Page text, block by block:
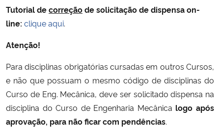
Ministério do Turismo
Ministério do Desenvolvimento Regional
Controladoria-Geral da União
Ministério da Mulher, da Família e dos Direitos Humanos
Secretaria-Geral
Tutorial decorreçãode solicitação de dispensaon-
line: clique aqui.
Atenção!
Para disciplinas obrigatórias cursadas em outros Cursos,
e não que possuam o mesmo código de disciplinas do
Curso de Eng. Mecânica, deve ser solicitado dispensa na
disciplina do Curso de Engenharia Mecânica logo após
aprovação, para não ficar com pendências.